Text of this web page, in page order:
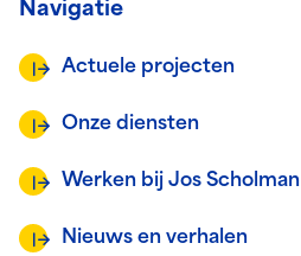
Navigatie
Actuele projecten
Onze diensten
Werken bij Jos Scholman
Nieuws en verhalen